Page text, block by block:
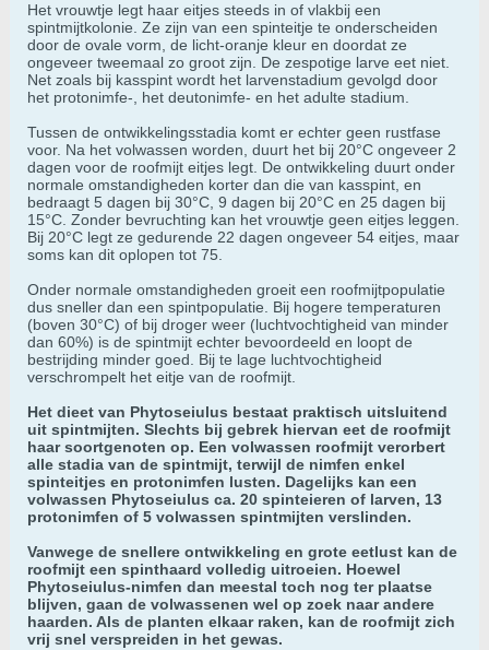
Het vrouwtje legt haar eitjes steeds in of vlakbij een
spintmijtkolonie. Ze zijn van een spinteitje te onderscheiden
door de ovale vorm, de licht-oranje kleur en doordat ze
ongeveer tweemaal zo groot zijn. De zespotige larve eet niet.
Net zoals bij kasspint wordt het larvenstadium gevolgd door
het protonimfe-, het deutonimfe- en het adulte stadium.
Tussen de ontwikkelingsstadia komt er echter geen rustfase
voor. Na het volwassen worden, duurt het bij 20°C ongeveer 2
dagen voor de roofmijt eitjes legt. De ontwikkeling duurt onder
normale omstandigheden korter dan die van kasspint, en
bedraagt 5 dagen bij 30°C, 9 dagen bij 20°C en 25 dagen bij
15°C. Zonder bevruchting kan het vrouwtje geen eitjes leggen.
Bij 20°C legt ze gedurende 22 dagen ongeveer 54 eitjes, maar
soms kan dit oplopen tot 75.
Onder normale omstandigheden groeit een roofmijtpopulatie
dus sneller dan een spintpopulatie. Bij hogere temperaturen
(boven 30°C) of bij droger weer (luchtvochtigheid van minder
dan 60%) is de spintmijt echter bevoordeeld en loopt de
bestrijding minder goed. Bij te lage luchtvochtigheid
verschrompelt het eitje van de roofmijt.
Het dieet van Phytoseiulus bestaat praktisch uitsluitend
uit spintmijten. Slechts bij gebrek hiervan eet de roofmijt
haar soortgenoten op. Een volwassen roofmijt verorbert
alle stadia van de spintmijt, terwijl de nimfen enkel
spinteitjes en protonimfen lusten. Dagelijks kan een
volwassen Phytoseiulus ca. 20 spinteieren of larven, 13
protonimfen of 5 volwassen spintmijten verslinden.
Vanwege de snellere ontwikkeling en grote eetlust kan de
roofmijt een spinthaard volledig uitroeien. Hoewel
Phytoseiulus-nimfen dan meestal toch nog ter plaatse
blijven, gaan de volwassenen wel op zoek naar andere
haarden. Als de planten elkaar raken, kan de roofmijt zich
vrij snel verspreiden in het gewas.